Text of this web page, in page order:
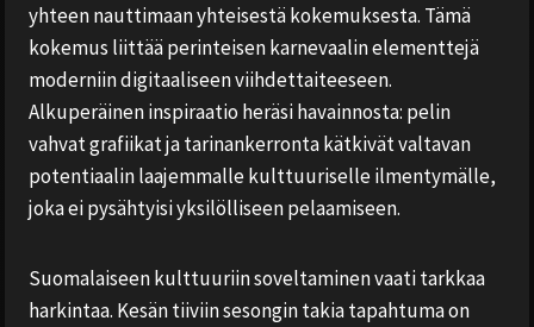
yhteen nauttimaan yhteisestä kokemuksesta. Tämä
kokemus liittää perinteisen karnevaalin elementtejä
moderniin digitaaliseen viihdettaiteeseen.
Alkuperäinen inspiraatio heräsi havainnosta: pelin
vahvat grafiikat ja tarinankerronta kätkivät valtavan
potentiaalin laajemmalle kulttuuriselle ilmentymälle,
joka ei pysähtyisi yksilölliseen pelaamiseen.
Suomalaiseen kulttuuriin soveltaminen vaati tarkkaa
harkintaa. Kesän tiiviin sesongin takia tapahtuma on